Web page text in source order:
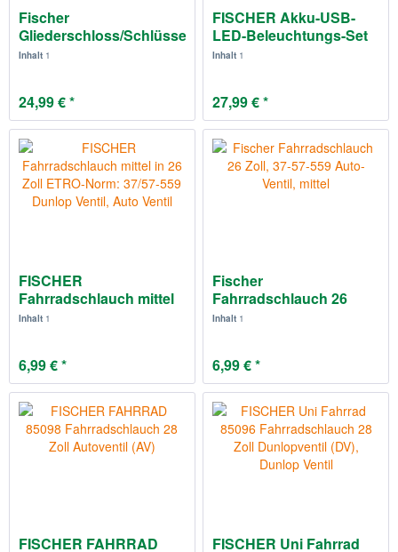
Fischer
Gliederschloss/Schlüssel
90 cm
Inhalt 1
24,99 € *
FISCHER Akku-USB-
LED-Beleuchtungs-Set
TWIN, 30 Lux
Inhalt 1
27,99 € *
FISCHER
Fahrradschlauch mittel
in 26 Zoll...
Inhalt 1
6,99 € *
Fischer
Fahrradschlauch 26
Zoll, 37-57-559...
Inhalt 1
6,99 € *
FISCHER FAHRRAD
FISCHER Uni Fahrrad